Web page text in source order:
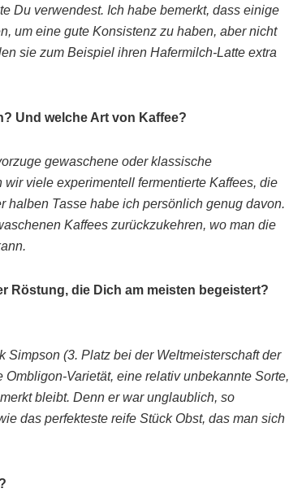
Du verwendest. Ich habe bemerkt, dass einige
um eine gute Konsistenz zu haben, aber nicht
sie zum Beispiel ihren Hafermilch-Latte extra
Und welche Art von Kaffee?
gewaschene oder klassische
viele experimentell fermentierte Kaffees, die
halben Tasse habe ich persönlich genug davon.
Kaffees zurückzukehren, wo man die
Röstung, die Dich am meisten begeistert?
Simpson (3. Platz bei der Weltmeisterschaft der
Varietät, eine relativ unbekannte Sorte,
bleibt. Denn er war unglaublich, so
das perfekteste reife Stück Obst, das man sich